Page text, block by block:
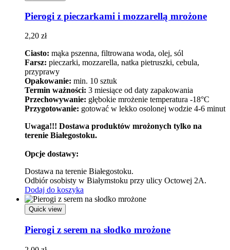
Pierogi z pieczarkami i mozzarellą mrożone
2,20 zł
Ciasto: mąka pszenna, filtrowana woda, olej, sól
Farsz: pieczarki, mozzarella, natka pietruszki, cebula,
przyprawy
Opakowanie: min. 10 sztuk
Termin ważności: 3 miesiące od daty zapakowania
Przechowywanie: głębokie mrożenie temperatura -18°C
Przygotowanie: gotować w lekko osolonej wodzie 4-6 minut
Uwaga!!! Dostawa produktów mrożonych tylko na
terenie Białegostoku.
Opcje dostawy:
Dostawa na terenie Białegostoku.
Odbiór osobisty w Białymstoku przy ulicy Octowej 2A.
Dodaj do koszyka
Quick view
Pierogi z serem na słodko mrożone